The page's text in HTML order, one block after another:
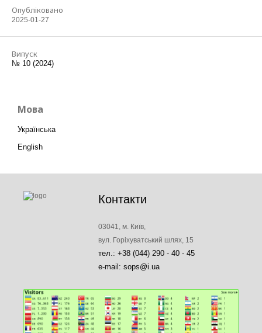
Опубліковано
2025-01-27
Випуск
№ 10 (2024)
Мова
Українська
English
Контакти
03041, м. Київ,
вул. Горіхуватський шлях, 15
тел.: +38 (044) 290 - 40 - 45
e-mail: sops@i.ua